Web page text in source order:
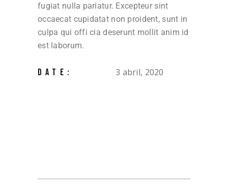
fugiat nulla pariatur. Excepteur sint
occaecat cupidatat non proident, sunt in
culpa qui offi cia deserunt mollit anim id
est laborum.
DATE: 3 abril, 2020